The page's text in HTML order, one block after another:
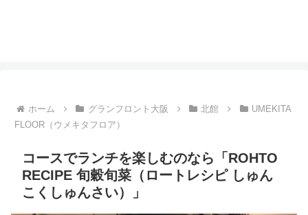
ホーム グランフロント大阪 北館
UMEKITA
FLOOR（ウメキタフロア）
コースでランチを楽しむのなら「ROHTO
RECIPE 旬穀旬菜（ロートレシピ しゅん
こくしゅんさい）」